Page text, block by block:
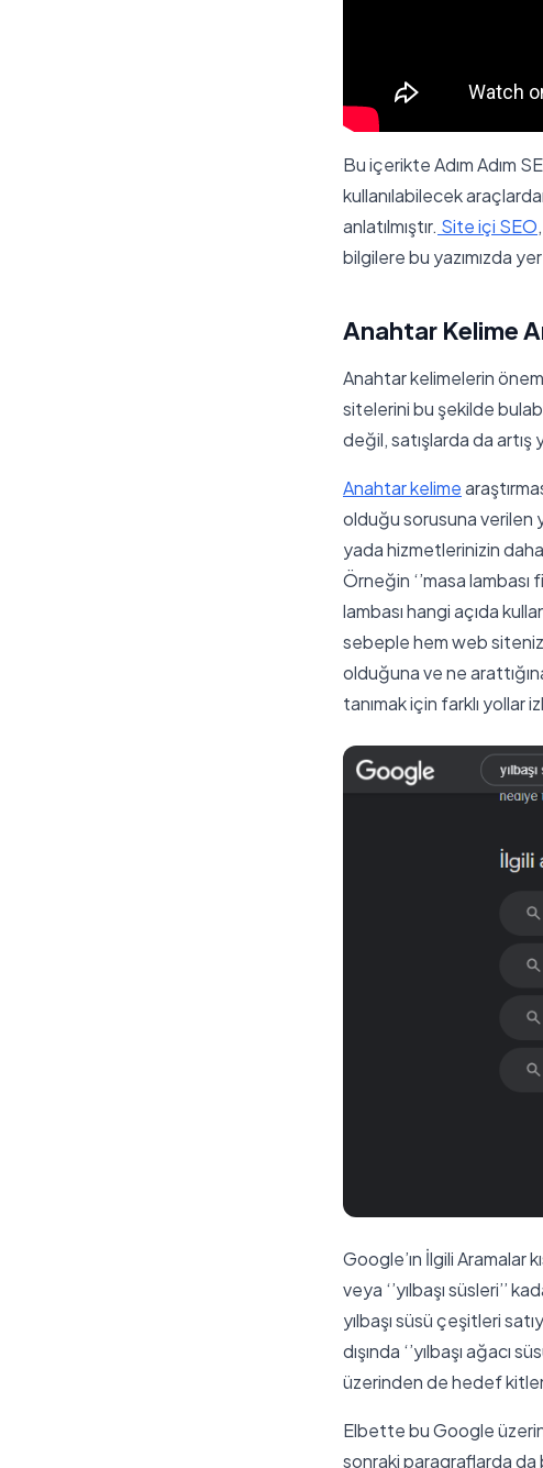
Bu içerikte Adım Adım
kullanılabilecek
anlatılmıştır. Site içi SEO,
bilgilere bu yazımızda
Anahtar Kelime
Anahtar kelimelerin
sitelerini bu şekilde
değil, satışlarda da artış
Anahtar kelime
olduğu sorusuna verilen
yada hizmetlerinizin daha
Örneğin ‘’masa lambası
lambası hangi açıda
sebeple hem web
olduğuna ve ne
tanımak için farklı yollar
Google’ın İlgili Aramalar
veya ‘’yılbaşı süsleri’’
yılbaşı süsü çeşitleri
dışında ‘’yılbaşı ağacı
üzerinden de hedef
Elbette bu Google
sonraki paragraflarda